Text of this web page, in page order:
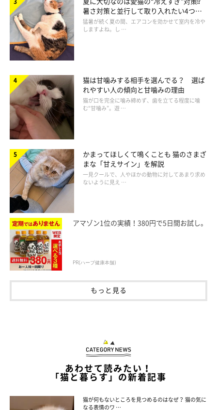
ったときには、“のび”をしてリラックスしつつ、柔軟をかねてい
るようです。
ねこのきもち投稿写真ギャラリー
ィッシュフォールドのるるちゃん。
足をまっすぐに伸ばしながらのヘソ天スタイルという高度な“の
暑さ対策と並行して取り入れたい4つの
工夫
猛暑が続く夏の間、エアコンを効かせて室内を冷や
しますよね。し …
猫は甘噛みする相手を選んでる？ 選ば
れやすい人の傾向と甘噛みの理由
猫が口を完全に噛み締めず、歯を立てる程度に噛
む“甘噛み”。遊 …
かまってほしくて鳴くことも 猫のさまざ
まな「甘えサイン」を解説
一見クールで、人やほかの動物に対してあまり求め
ないように見え …
アマゾン1位の実績！380円で5日間お試し。
PR(ハーブ健康本舗)
もっと見る
あわせて読みたい！
「猫と暮らす」の新着記事
猫が何もないところを見つめるのはなぜ？ 猫の気に
なる表情のワ …